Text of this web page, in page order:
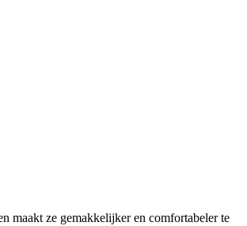
maakt ze gemakkelijker en comfortabeler te